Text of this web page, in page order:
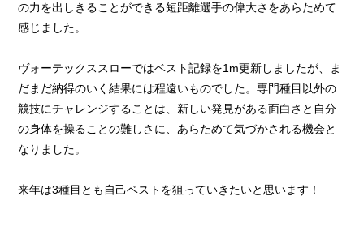
の力を出しきることができる短距離選手の偉大さをあらためて
感じました。
ヴォーテックススローではベスト記録を1m更新しましたが、ま
だまだ納得のいく結果には程遠いものでした。専門種目以外の
競技にチャレンジすることは、新しい発見がある面白さと自分
の身体を操ることの難しさに、あらためて気づかされる機会と
なりました。
来年は3種目とも自己ベストを狙っていきたいと思います！